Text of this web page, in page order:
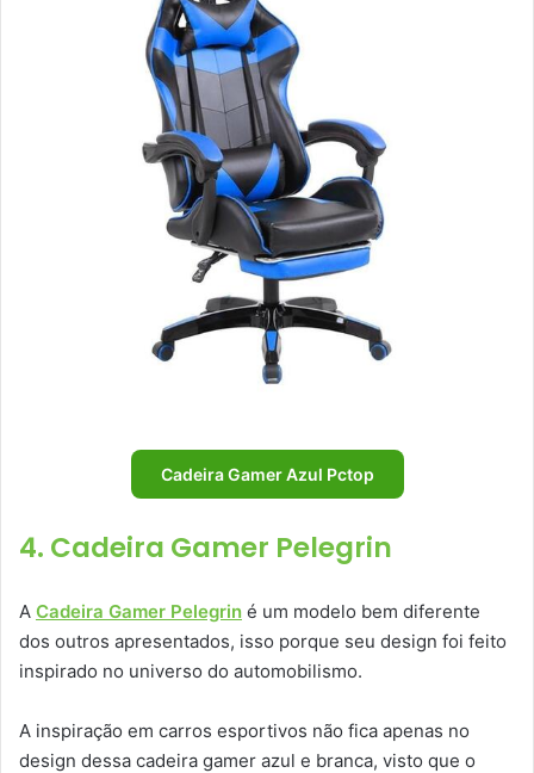
Cadeira Gamer Azul Pctop
4. Cadeira Gamer Pelegrin
A Cadeira Gamer Pelegrin é um modelo bem diferente
dos outros apresentados, isso porque seu design foi feito
inspirado no universo do automobilismo.
A inspiração em carros esportivos não fica apenas no
design dessa cadeira gamer azul e branca, visto que o